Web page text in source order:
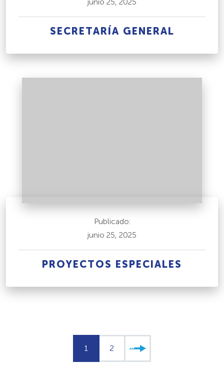
SECRETARÍA GENERAL
Publicado:
junio 25, 2025
PROYECTOS ESPECIALES
1 2 »